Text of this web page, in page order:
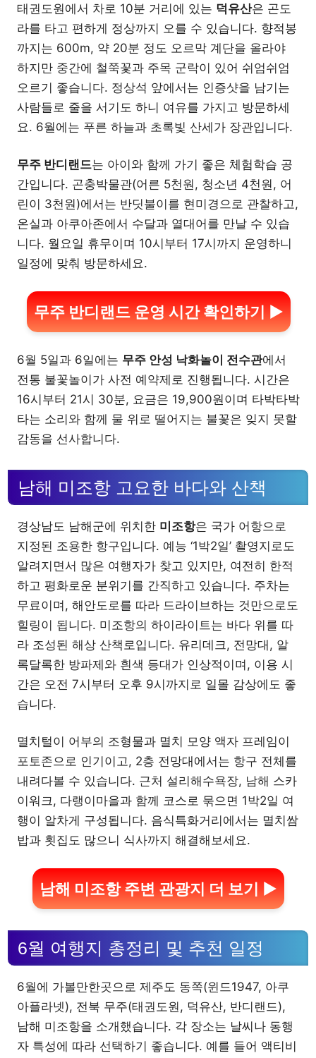
태권도원에서 차로 10분 거리에 있는 덕유산은 곤도
라를 타고 편하게 정상까지 오를 수 있습니다. 향적봉
까지는 600m, 약 20분 정도 오르막 계단을 올라야
하지만 중간에 철쭉꽃과 주목 군락이 있어 쉬엄쉬엄
오르기 좋습니다. 정상석 앞에서는 인증샷을 남기는
사람들로 줄을 서기도 하니 여유를 가지고 방문하세
요. 6월에는 푸른 하늘과 초록빛 산세가 장관입니다.
무주 반디랜드는 아이와 함께 가기 좋은 체험학습 공
간입니다. 곤충박물관(어른 5천원, 청소년 4천원, 어
린이 3천원)에서는 반딧불이를 현미경으로 관찰하고,
온실과 아쿠아존에서 수달과 열대어를 만날 수 있습
니다. 월요일 휴무이며 10시부터 17시까지 운영하니
일정에 맞춰 방문하세요.
무주 반디랜드 운영 시간 확인하기 ▶
6월 5일과 6일에는 무주 안성 낙화놀이 전수관에서
전통 불꽃놀이가 사전 예약제로 진행됩니다. 시간은
16시부터 21시 30분, 요금은 19,900원이며 타박타박
타는 소리와 함께 물 위로 떨어지는 불꽃은 잊지 못할
감동을 선사합니다.
남해 미조항 고요한 바다와 산책
경상남도 남해군에 위치한 미조항은 국가 어항으로
지정된 조용한 항구입니다. 예능 ‘1박2일’ 촬영지로도
알려지면서 많은 여행자가 찾고 있지만, 여전히 한적
하고 평화로운 분위기를 간직하고 있습니다. 주차는
무료이며, 해안도로를 따라 드라이브하는 것만으로도
힐링이 됩니다. 미조항의 하이라이트는 바다 위를 따
라 조성된 해상 산책로입니다. 유리데크, 전망대, 알
록달록한 방파제와 흰색 등대가 인상적이며, 이용 시
간은 오전 7시부터 오후 9시까지로 일몰 감상에도 좋
습니다.
멸치털이 어부의 조형물과 멸치 모양 액자 프레임이
포토존으로 인기이고, 2층 전망대에서는 항구 전체를
내려다볼 수 있습니다. 근처 설리해수욕장, 남해 스카
이워크, 다랭이마을과 함께 코스로 묶으면 1박2일 여
행이 알차게 구성됩니다. 음식특화거리에서는 멸치쌈
밥과 횟집도 많으니 식사까지 해결해보세요.
남해 미조항 주변 관광지 더 보기 ▶
6월 여행지 총정리 및 추천 일정
6월에 가볼만한곳으로 제주도 동쪽(윈드1947, 아쿠
아플라넷), 전북 무주(태권도원, 덕유산, 반디랜드),
남해 미조항을 소개했습니다. 각 장소는 날씨나 동행
자 특성에 따라 선택하기 좋습니다. 예를 들어 액티비